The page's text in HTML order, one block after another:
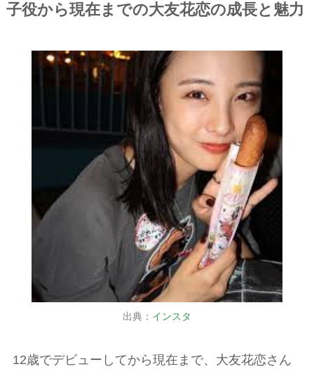
子役から現在までの大友花恋の成長と魅力
出典： インスタ
12歳でデビューしてから現在まで、大友花恋さん